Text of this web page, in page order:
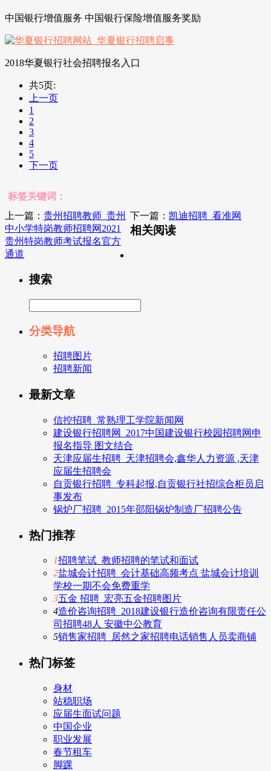
中国银行增值服务 中国银行保险增值服务奖励
2018华夏银行社会招聘报名入口
共5页:
上一页
1
2
3
4
5
下一页
标签关键词：
上一篇： 贵州招聘教师_贵州
中小学特岗教师招聘网2021
贵州特岗教师考试报名官方
通道
下一篇：凯迪招聘_看准网
相关阅读
搜索
分类导航
招聘图片
招聘新闻
最新文章
信控招聘_常熟理工学院新闻网
建设银行招聘网_2017中国建设银行校园招聘网申
报名指导 图文结合
天津应届生招聘_天津招聘会,鑫华人力资源 ,天津
应届生招聘会
自贡银行招聘_专科起报,自贡银行社招综合柜员启
事发布
锅炉厂招聘_2015年邵阳锅炉制造厂招聘公告
热门推荐
1招聘笔试_教师招聘的笔试和面试
2盐城会计招聘_会计基础高频考点 盐城会计培训
学校一期不会免费重学
3五金 招聘_宏亮五金招聘图片
4造价咨询招聘_2018建设银行造价咨询有限责任公
司招聘48人 安徽中公教育
5销售家招聘_居然之家招聘电话销售人员卖商铺
热门标签
身材
站稳职场
应届生面试问题
中国企业
职业发展
春节租车
脚踝